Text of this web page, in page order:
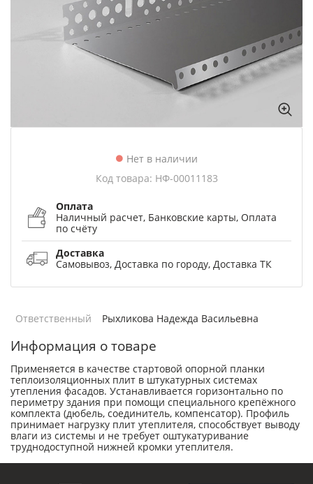
Нет в наличии
Код товара: НФ-00011183
Оплата
Наличный расчет, Банковские карты, Оплата
по счёту
Доставка
Самовывоз, Доставка по городу, Доставка ТК
Ответственный Рыхликова Надежда Васильевна
Информация о товаре
Применяется в качестве стартовой опорной планки
теплоизоляционных плит в штукатурных системах
утепления фасадов. Устанавливается горизонтально по
периметру здания при помощи специального крепёжного
комплекта (дюбель, соединитель, компенсатор). Профиль
принимает нагрузку плит утеплителя, способствует выводу
влаги из системы и не требует оштукатуривание
труднодоступной нижней кромки утеплителя.